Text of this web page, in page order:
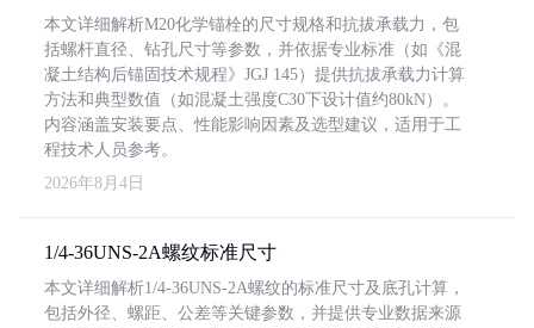
本文详细解析M20化学锚栓的尺寸规格和抗拔承载力，包
括螺杆直径、钻孔尺寸等参数，并依据专业标准（如《混
凝土结构后锚固技术规程》JGJ 145）提供抗拔承载力计算
方法和典型数值（如混凝土强度C30下设计值约80kN）。
内容涵盖安装要点、性能影响因素及选型建议，适用于工
程技术人员参考。
2026年8月4日
1/4-36UNS-2A螺纹标准尺寸
本文详细解析1/4-36UNS-2A螺纹的标准尺寸及底孔计算，
包括外径、螺距、公差等关键参数，并提供专业数据来源